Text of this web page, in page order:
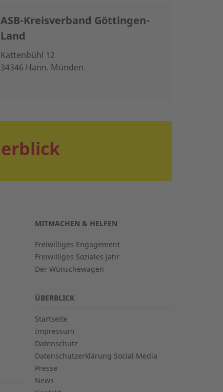
ASB-Kreisverband Göttingen-
Land
Kattenbühl 12
34346 Hann. Münden
MITMACHEN & HELFEN
Freiwilliges Engagement
Freiwilliges Soziales Jahr
Der Wünschewagen
ÜBERBLICK
Startseite
Impressum
Datenschutz
Datenschutzerklärung Social Media
Presse
News